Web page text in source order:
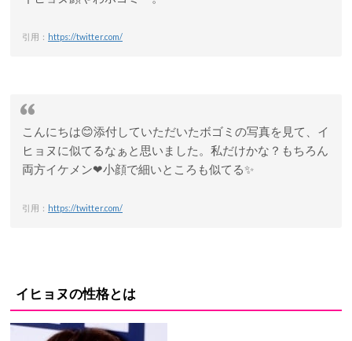
引用： https://twitter.com/
こんにちは😊添付していただいたボゴミの写真を見て、イ
ヒョヌに似てるなぁと思いました。私だけかな？もちろん
両方イケメン❤小顔で細いところも似てる✨
引用： https://twitter.com/
イヒョヌの性格とは